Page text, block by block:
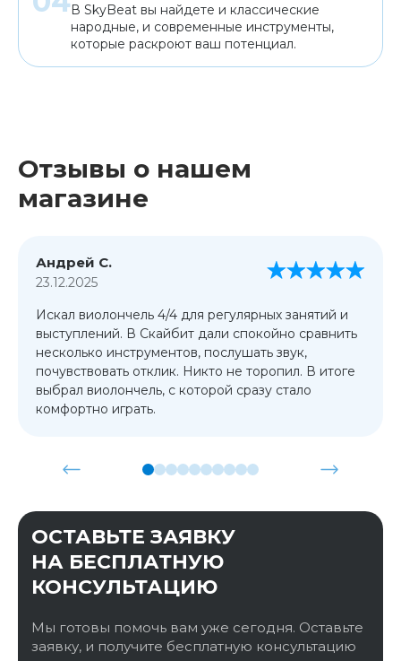
В SkyBeat вы найдете и классические
народные, и современные инструменты,
которые раскроют ваш потенциал.
Отзывы о нашем
магазине
Андрей С.
23.12.2025
Искал виолончель 4/4 для регулярных занятий и
выступлений. В Скайбит дали спокойно сравнить
несколько инструментов, послушать звук,
почувствовать отклик. Никто не торопил. В итоге
выбрал виолончель, с которой сразу стало
комфортно играть.
ОСТАВЬТЕ ЗАЯВКУ
НА БЕСПЛАТНУЮ
КОНСУЛЬТАЦИЮ
Мы готовы помочь вам уже сегодня. Оставьте
заявку, и получите бесплатную консультацию